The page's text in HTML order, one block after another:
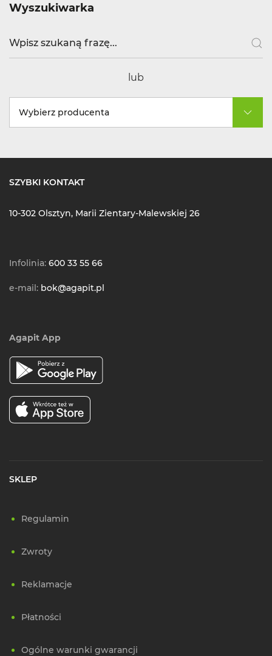
Wyszukiwarka
lub
Wybierz producenta
SZYBKI KONTAKT
10-302 Olsztyn, Marii Zientary-Malewskiej 26
Infolinia: 600 33 55 66
e-mail: bok@agapit.pl
Agapit App
SKLEP
Regulamin
Zwroty
Reklamacje
Płatności
Ogólne warunki gwarancji